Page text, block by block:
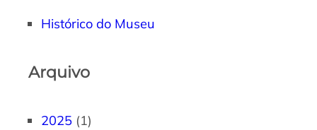
Histórico do Museu
Arquivo
2025 (1)